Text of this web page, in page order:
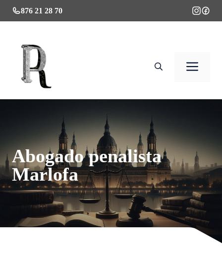
Saltar
al
876 21 28 70
Abogado penalista
Marlofa